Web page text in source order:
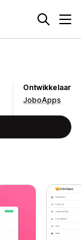
Ontwikkelaar
JoboApps